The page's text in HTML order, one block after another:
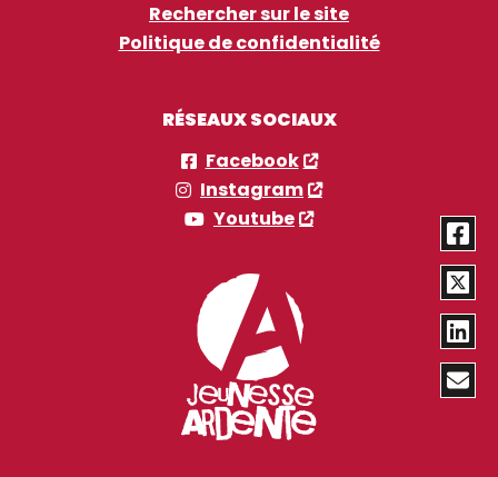
Rechercher sur le site
Politique de confidentialité
RÉSEAUX SOCIAUX
Facebook
Instagram
Youtube